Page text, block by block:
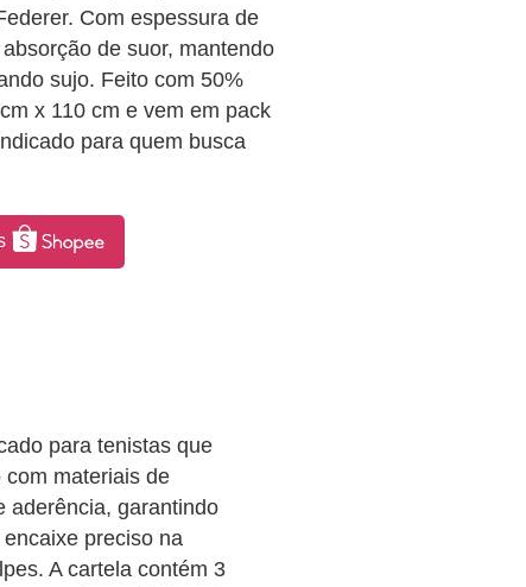
Com espessura de
de suor, mantendo
sujo. Feito com 50%
x 110 cm e vem em pack
para quem busca
para tenistas que
com materiais de
aderência, garantindo
preciso na
A cartela contém 3